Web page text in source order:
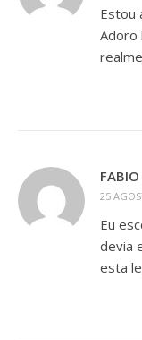
Estou
Adoro
FABIO
25
Eu
devia
esta